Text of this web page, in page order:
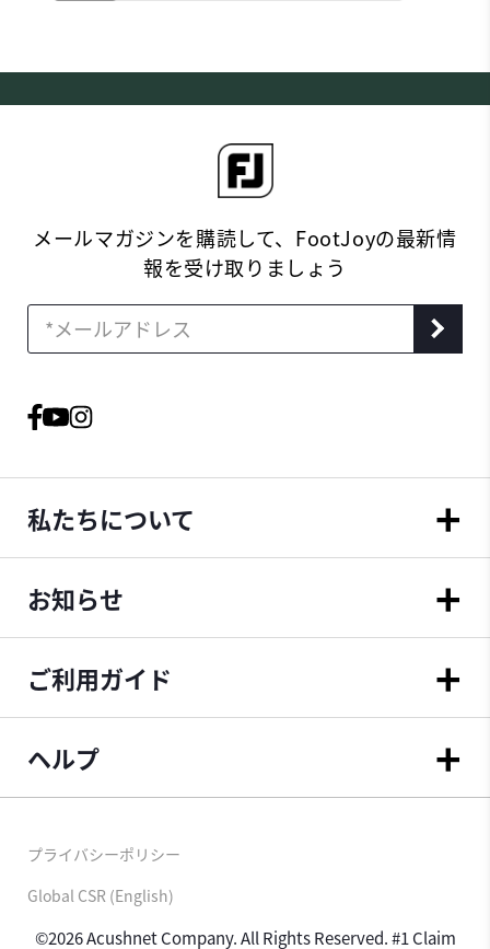
メールマガジンを購読して、FootJoyの最新情
報を受け取りましょう
私たちについて
お知らせ
ご利用ガイド
ヘルプ
©2026 Acushnet Company. All Rights Reserved. #1 Claim
プライバシーポリシー
Global CSR (English)